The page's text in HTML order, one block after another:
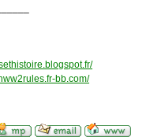
bb.com/